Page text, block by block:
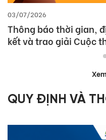
03/07/2026
Thông báo thời gian,
kết và trao giải Cuộc
QUY ĐỊNH VÀ